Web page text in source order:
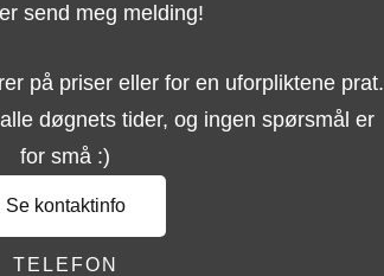
send meg melding!
på priser eller for en uforpliktene prat.
døgnets tider, og ingen spørsmål er
for små :)
Se kontaktinfo
TELEFON